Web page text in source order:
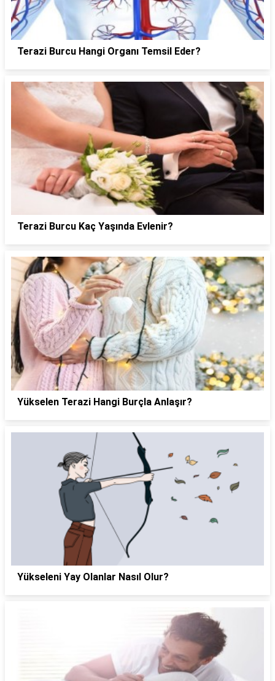
Terazi Burcu Hangi Organı Temsil Eder?
Terazi Burcu Kaç Yaşında Evlenir?
Yükselen Terazi Hangi Burçla Anlaşır?
Yükseleni Yay Olanlar Nasıl Olur?